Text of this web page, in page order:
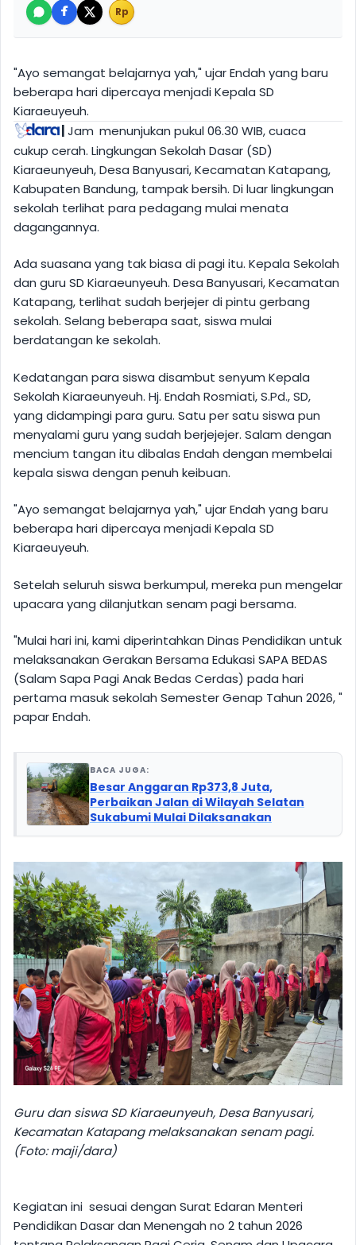
Rp
"Ayo semangat belajarnya yah," ujar Endah yang baru
beberapa hari dipercaya menjadi Kepala SD
Kiaraeuyeuh.
|Jam menunjukan pukul 06.30 WIB, cuaca
cukup cerah. Lingkungan Sekolah Dasar (SD)
Kiaraeunyeuh, Desa Banyusari, Kecamatan Katapang,
Kabupaten Bandung, tampak bersih. Di luar lingkungan
sekolah terlihat para pedagang mulai menata
dagangannya.
Ada suasana yang tak biasa di pagi itu. Kepala Sekolah
dan guru SD Kiaraeunyeuh. Desa Banyusari, Kecamatan
Katapang, terlihat sudah berjejer di pintu gerbang
sekolah. Selang beberapa saat, siswa mulai
berdatangan ke sekolah.
Kedatangan para siswa disambut senyum Kepala
Sekolah Kiaraeunyeuh. Hj. Endah Rosmiati, S.Pd., SD,
yang didampingi para guru. Satu per satu siswa pun
menyalami guru yang sudah berjejejer. Salam dengan
mencium tangan itu dibalas Endah dengan membelai
kepala siswa dengan penuh keibuan.
"Ayo semangat belajarnya yah," ujar Endah yang baru
beberapa hari dipercaya menjadi Kepala SD
Kiaraeuyeuh.
Setelah seluruh siswa berkumpul, mereka pun mengelar
upacara yang dilanjutkan senam pagi bersama.
"Mulai hari ini, kami diperintahkan Dinas Pendidikan untuk
melaksanakan Gerakan Bersama Edukasi SAPA BEDAS
(Salam Sapa Pagi Anak Bedas Cerdas) pada hari
pertama masuk sekolah Semester Genap Tahun 2026, "
papar Endah.
BACA JUGA:
Besar Anggaran Rp373,8 Juta,
Perbaikan Jalan di Wilayah Selatan
Sukabumi Mulai Dilaksanakan
Guru dan siswa SD Kiaraeunyeuh, Desa Banyusari,
Kecamatan Katapang melaksanakan senam pagi.
(Foto: maji/dara)
Kegiatan ini sesuai dengan Surat Edaran Menteri
Pendidikan Dasar dan Menengah no 2 tahun 2026